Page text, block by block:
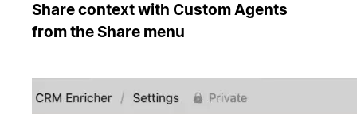
Share context with Custom Agents
from the Share menu